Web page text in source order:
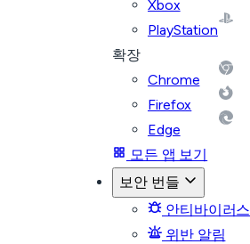
Xbox
PlayStation
확장
Chrome
Firefox
Edge
모든 앱 보기
보안 번들
안티바이러스
위반 알림